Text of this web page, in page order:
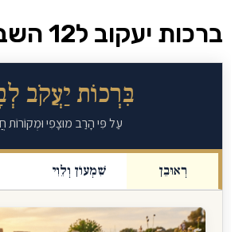
ל12 השבטים
בִּרְכוֹת יַעֲקֹב לְבָנָיו
עַל פִּי הָרַב מוּצָפִי וּמְקוֹרוֹת חֲזַ"ל
שִׁמְעוֹן וְלֵוִי